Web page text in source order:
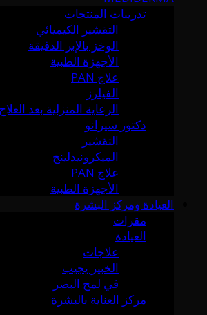
تدريبات المنتجات
التقشير الكيميائي
الوخز بالإبر الدقيقة
الأجهزة الطبية
علاج PAN
الفيلرز
الرعاية المنزلية بعد العلاج
دكتور سيرانو
التقشير
الميكرونيدلينج
علاج PAN
الأجهزة الطبية
العيادة ومركز البشرة
مقرات
العيادة
علاجات
الخبير يجيب
في لمح البصر
مركز العناية بالبشرة